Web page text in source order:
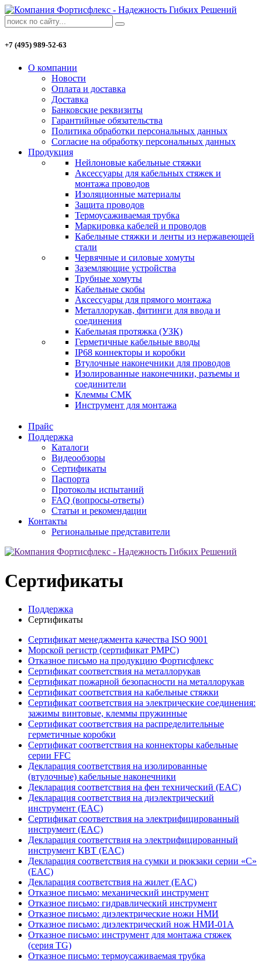
+7 (495) 989-52-63
О компании
Новости
Оплата и доставка
Доставка
Банковские реквизиты
Гарантийные обязательства
Политика обработки персональных данных
Согласие на обработку персональных данных
Продукция
Нейлоновые кабельные стяжки
Аксессуары для кабельных стяжек и
монтажа проводов
Изоляционные материалы
Защита проводов
Термоусаживаемая трубка
Маркировка кабелей и проводов
Кабельные стяжки и ленты из нержавеющей
стали
Червячные и силовые хомуты
Заземляющие устройства
Трубные хомуты
Кабельные скобы
Аксессуары для прямого монтажа
Металлорукав, фитинги для ввода и
соединения
Кабельная протяжка (УЗК)
Герметичные кабельные вводы
IP68 коннекторы и коробки
Втулочные наконечники для проводов
Изолированные наконечники, разъемы и
соединители
Клеммы СМК
Инструмент для монтажа
Прайс
Поддержка
Каталоги
Видеообзоры
Сертификаты
Паспорта
Протоколы испытаний
FAQ (вопросы-ответы)
Статьи и рекомендации
Контакты
Региональные представители
Сертификаты
Поддержка
Сертификаты
Сертификат менеджмента качества ISO 9001
Морской регистр (сертификат РМРС)
Отказное письмо на продукцию Фортисфлекс
Сертификат соответствия на металлорукав
Сертификат пожарной безопасности на металлорукав
Сертификат соответствия на кабельные стяжки
Сертификат соответствия на электрические соединения:
зажимы винтовые, клеммы пружинные
Сертификат соответствия на распределительные
герметичные коробки
Сертификат соответствия на коннекторы кабельные
серии FFC
Декларация соответствия на изолированные
(втулочные) кабельные наконечники
Декларация соответствия на фен технический (EAC)
Декларация соответствия на диэлектрический
инструмент (EAC)
Сертификат соответствия на электрифицированный
инструмент (EAC)
Декларация соответствия на электрифицированный
инструмент КВТ (EAC)
Декларация соответствия на сумки и рюкзаки серии «С»
(EAC)
Декларация соответствия на жилет (EAC)
Отказное письмо: механический инструмент
Отказное письмо: гидравлический инструмент
Отказное письмо: диэлектрические ножи НМИ
Отказное письмо: диэлектрический нож НМИ-01А
Отказное письмо: инструмент для монтажа стяжек
(серия TG)
Отказное письмо: термоусаживаемая трубка